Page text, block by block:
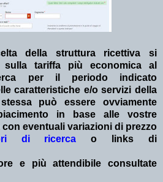
della struttura ricettiva si
sulla tariffa più economica al
per il periodo indicato
caratteristiche e/o servizi della
può essere ovviamente
in base alle vostre
eventuali variazioni di prezzo
di ricerca o links di
e più attendibile consultate